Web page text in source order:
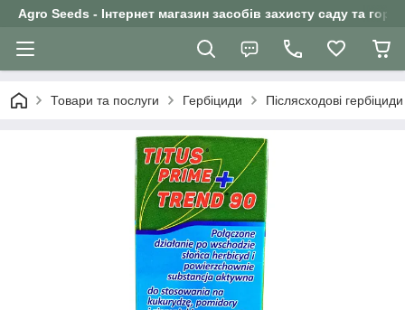
Agro Seeds - Інтернет магазин засобів захисту саду та
Товари та послуги Гербіциди Післясходові гербіциди